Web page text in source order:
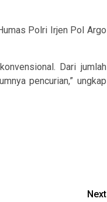
Polri Irjen Pol Argo
Dari jumlah
pencurian,” ungkap
Next